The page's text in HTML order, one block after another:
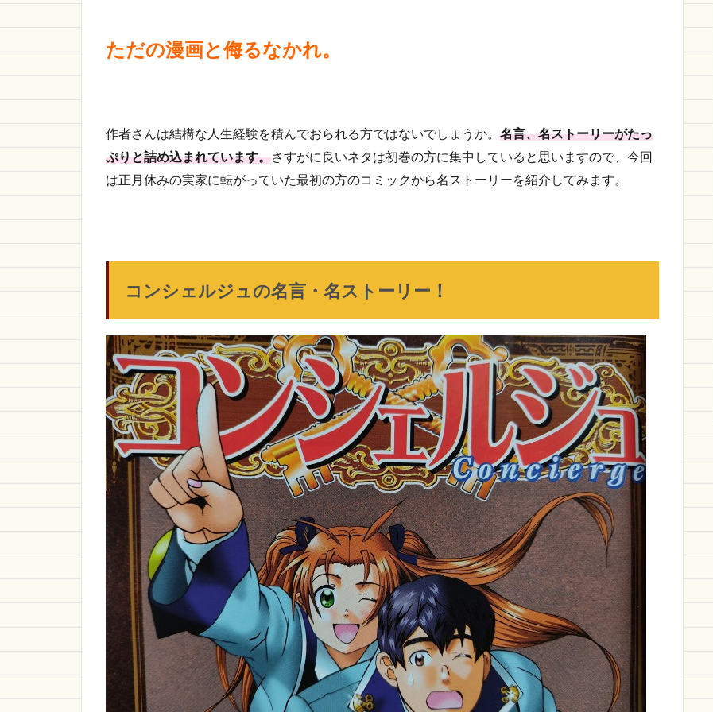
ただの漫画と侮るなかれ。
作者さんは結構な人生経験を積んでおられる方ではないでしょうか。 名言、名ストーリーがたっ
ぷりと詰め込まれています。さすがに良いネタは初巻の方に集中していると思いますので、今回
は正月休みの実家に転がっていた最初の方のコミックから名ストーリーを紹介してみます。
コンシェルジュの名言・名ストーリー！